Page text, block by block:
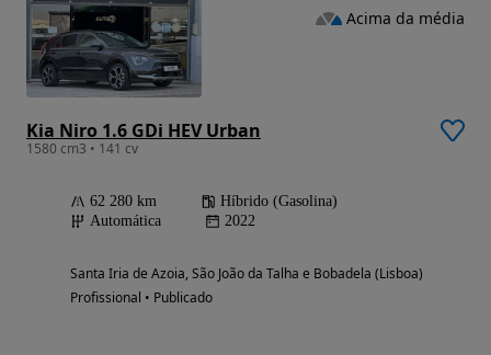
Kia Niro 1.6 GDi HEV Urban
1580 cm3 • 141 cv
62 280 km
Híbrido (Gasolina)
Automática
2022
Santa Iria de Azoia, São João da Talha e Bobadela (Lisboa)
Profissional • Publicado
Acima da média